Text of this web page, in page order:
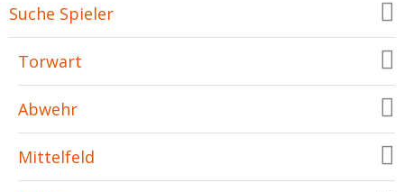
Suche Spieler
Torwart
Abwehr
Mittelfeld